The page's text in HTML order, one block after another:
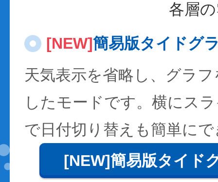
各層
[NEW]簡易版タイドグ
天気表示を省略し、グラ
したモードです。横にス
で日付切り替えも簡単に
[NEW]簡易版タイド